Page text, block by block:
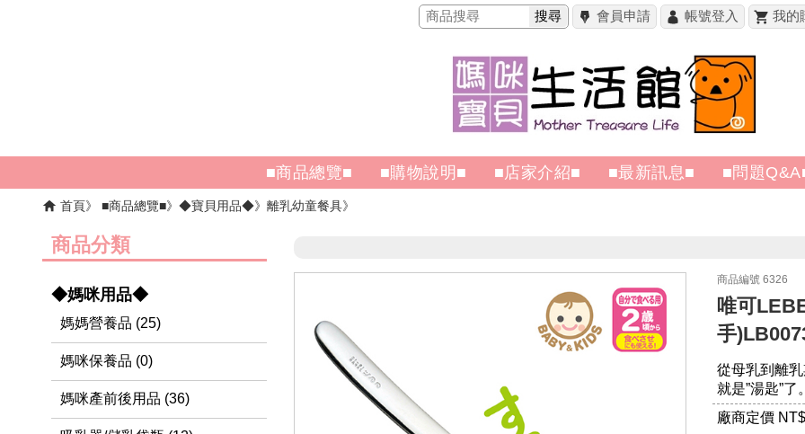
搜尋 會員申請 帳號登入 我的
■商品總覽■ ■購物說明■ ■店家介紹■ ■最新訊息■ ■問題
首頁 ■商品總覽■ ◆寶貝用品◆ 離乳幼童餐具
商品編號 6326
唯可
手
從母乳到離
就是”湯匙”了。
廠商定價 NT
商品分類
◆媽咪用品◆
媽媽營養品 (25)
媽咪保養品 (0)
媽咪產前後用品 (36)